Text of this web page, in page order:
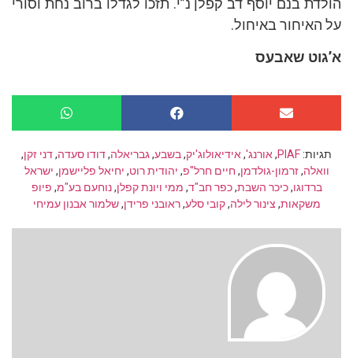
בנם יוסף דב קפלן נ”י. תזכו לגדלו ברוב נחת וסורי
באיחול.
שאבעס
PIAF
, אורנג' ,אידיאולוג'יק,בשבע,גבריאלה,דודו סעדה ,דני זקן,
,זרמון-גולדמן,חיים חרל"פ ,יהודית רוט,יחיאל פליישמן,ישראל
ברדוגו,כיכר השבת ,כפר חב"ד, ממי ויונת קפלן,נוחעם בע"מ,פיופ
משקאות,צינור לילה,קובי סלע,ראובני פרידן,שלמור אבנון עמיחי